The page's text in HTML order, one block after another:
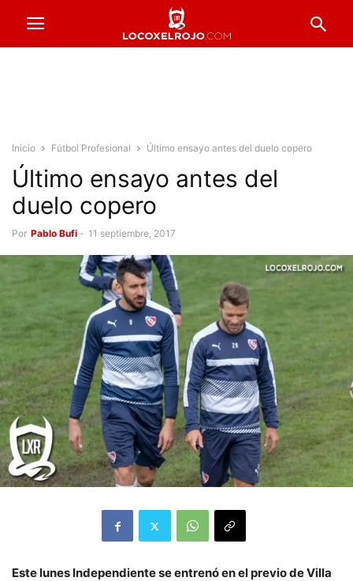
Inicio Fútbol Profesional Último ensayo antes del duelo copero
Último ensayo antes del
duelo copero
Por Pablo Bufi - 11 septiembre, 2017
Este lunes Independiente se entrenó en el previo de Villa